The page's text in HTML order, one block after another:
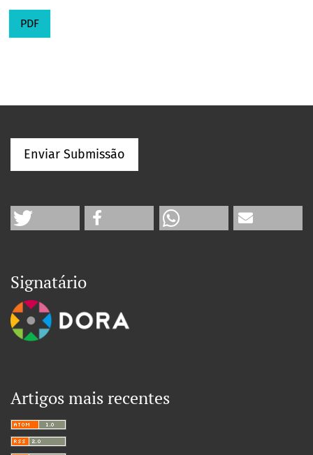
PDF
Enviar Submissão
Signatário
Artigos mais recentes